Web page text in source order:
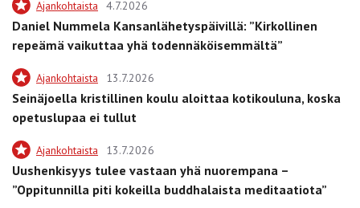
Ajankohtaista 4.7.2026
Daniel Nummela Kansanlähetyspäivillä: ”Kirkollinen
repeämä vaikuttaa yhä todennäköisemmältä”
Ajankohtaista 13.7.2026
Seinäjoella kristillinen koulu aloittaa kotikouluna, koska
opetuslupaa ei tullut
Ajankohtaista 13.7.2026
Uushenkisyys tulee vastaan yhä nuorempana –
”Oppitunnilla piti kokeilla buddhalaista meditaatiota”